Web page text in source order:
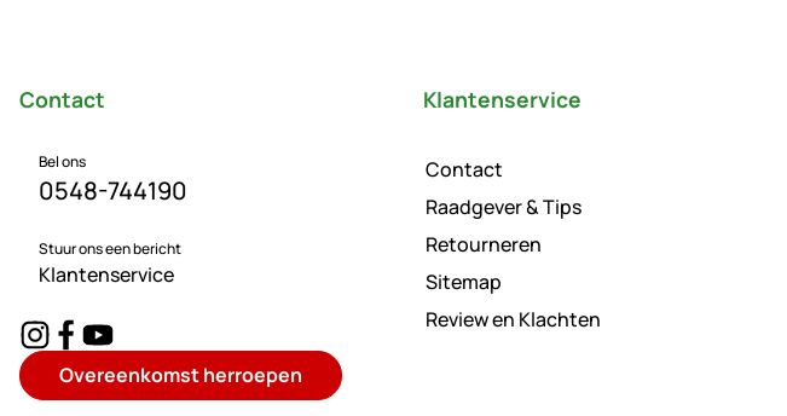
Contact
Bel ons
0548-744190
Stuur ons een bericht
Klantenservice
Overeenkomst herroepen
Klantenservice
Contact
Raadgever & Tips
Retourneren
Sitemap
Review en Klachten